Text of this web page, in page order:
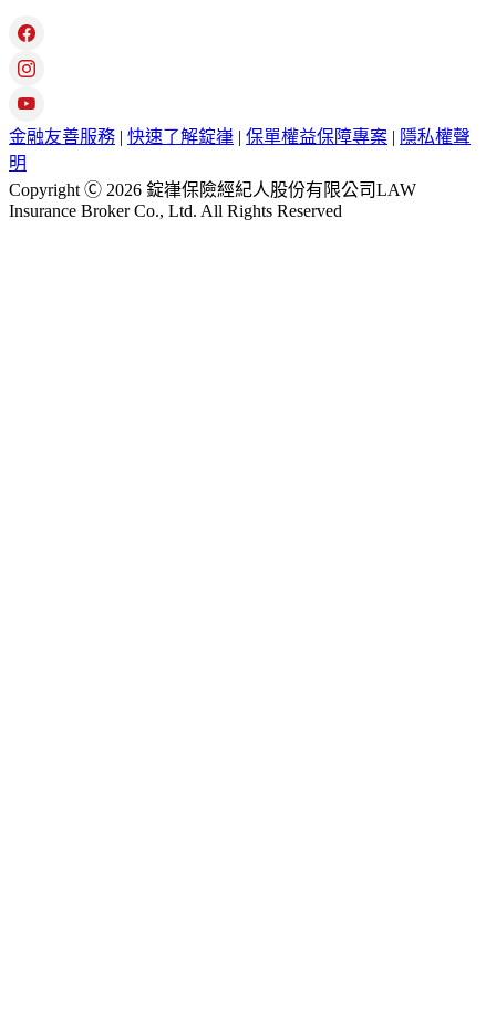
金融友善服務 | 快速了解錠嵂 | 保單權益保障專案 | 隱私權聲
明
Copyright Ⓒ 2026 錠嵂保險經紀人股份有限公司LAW
Insurance Broker Co., Ltd. All Rights Reserved